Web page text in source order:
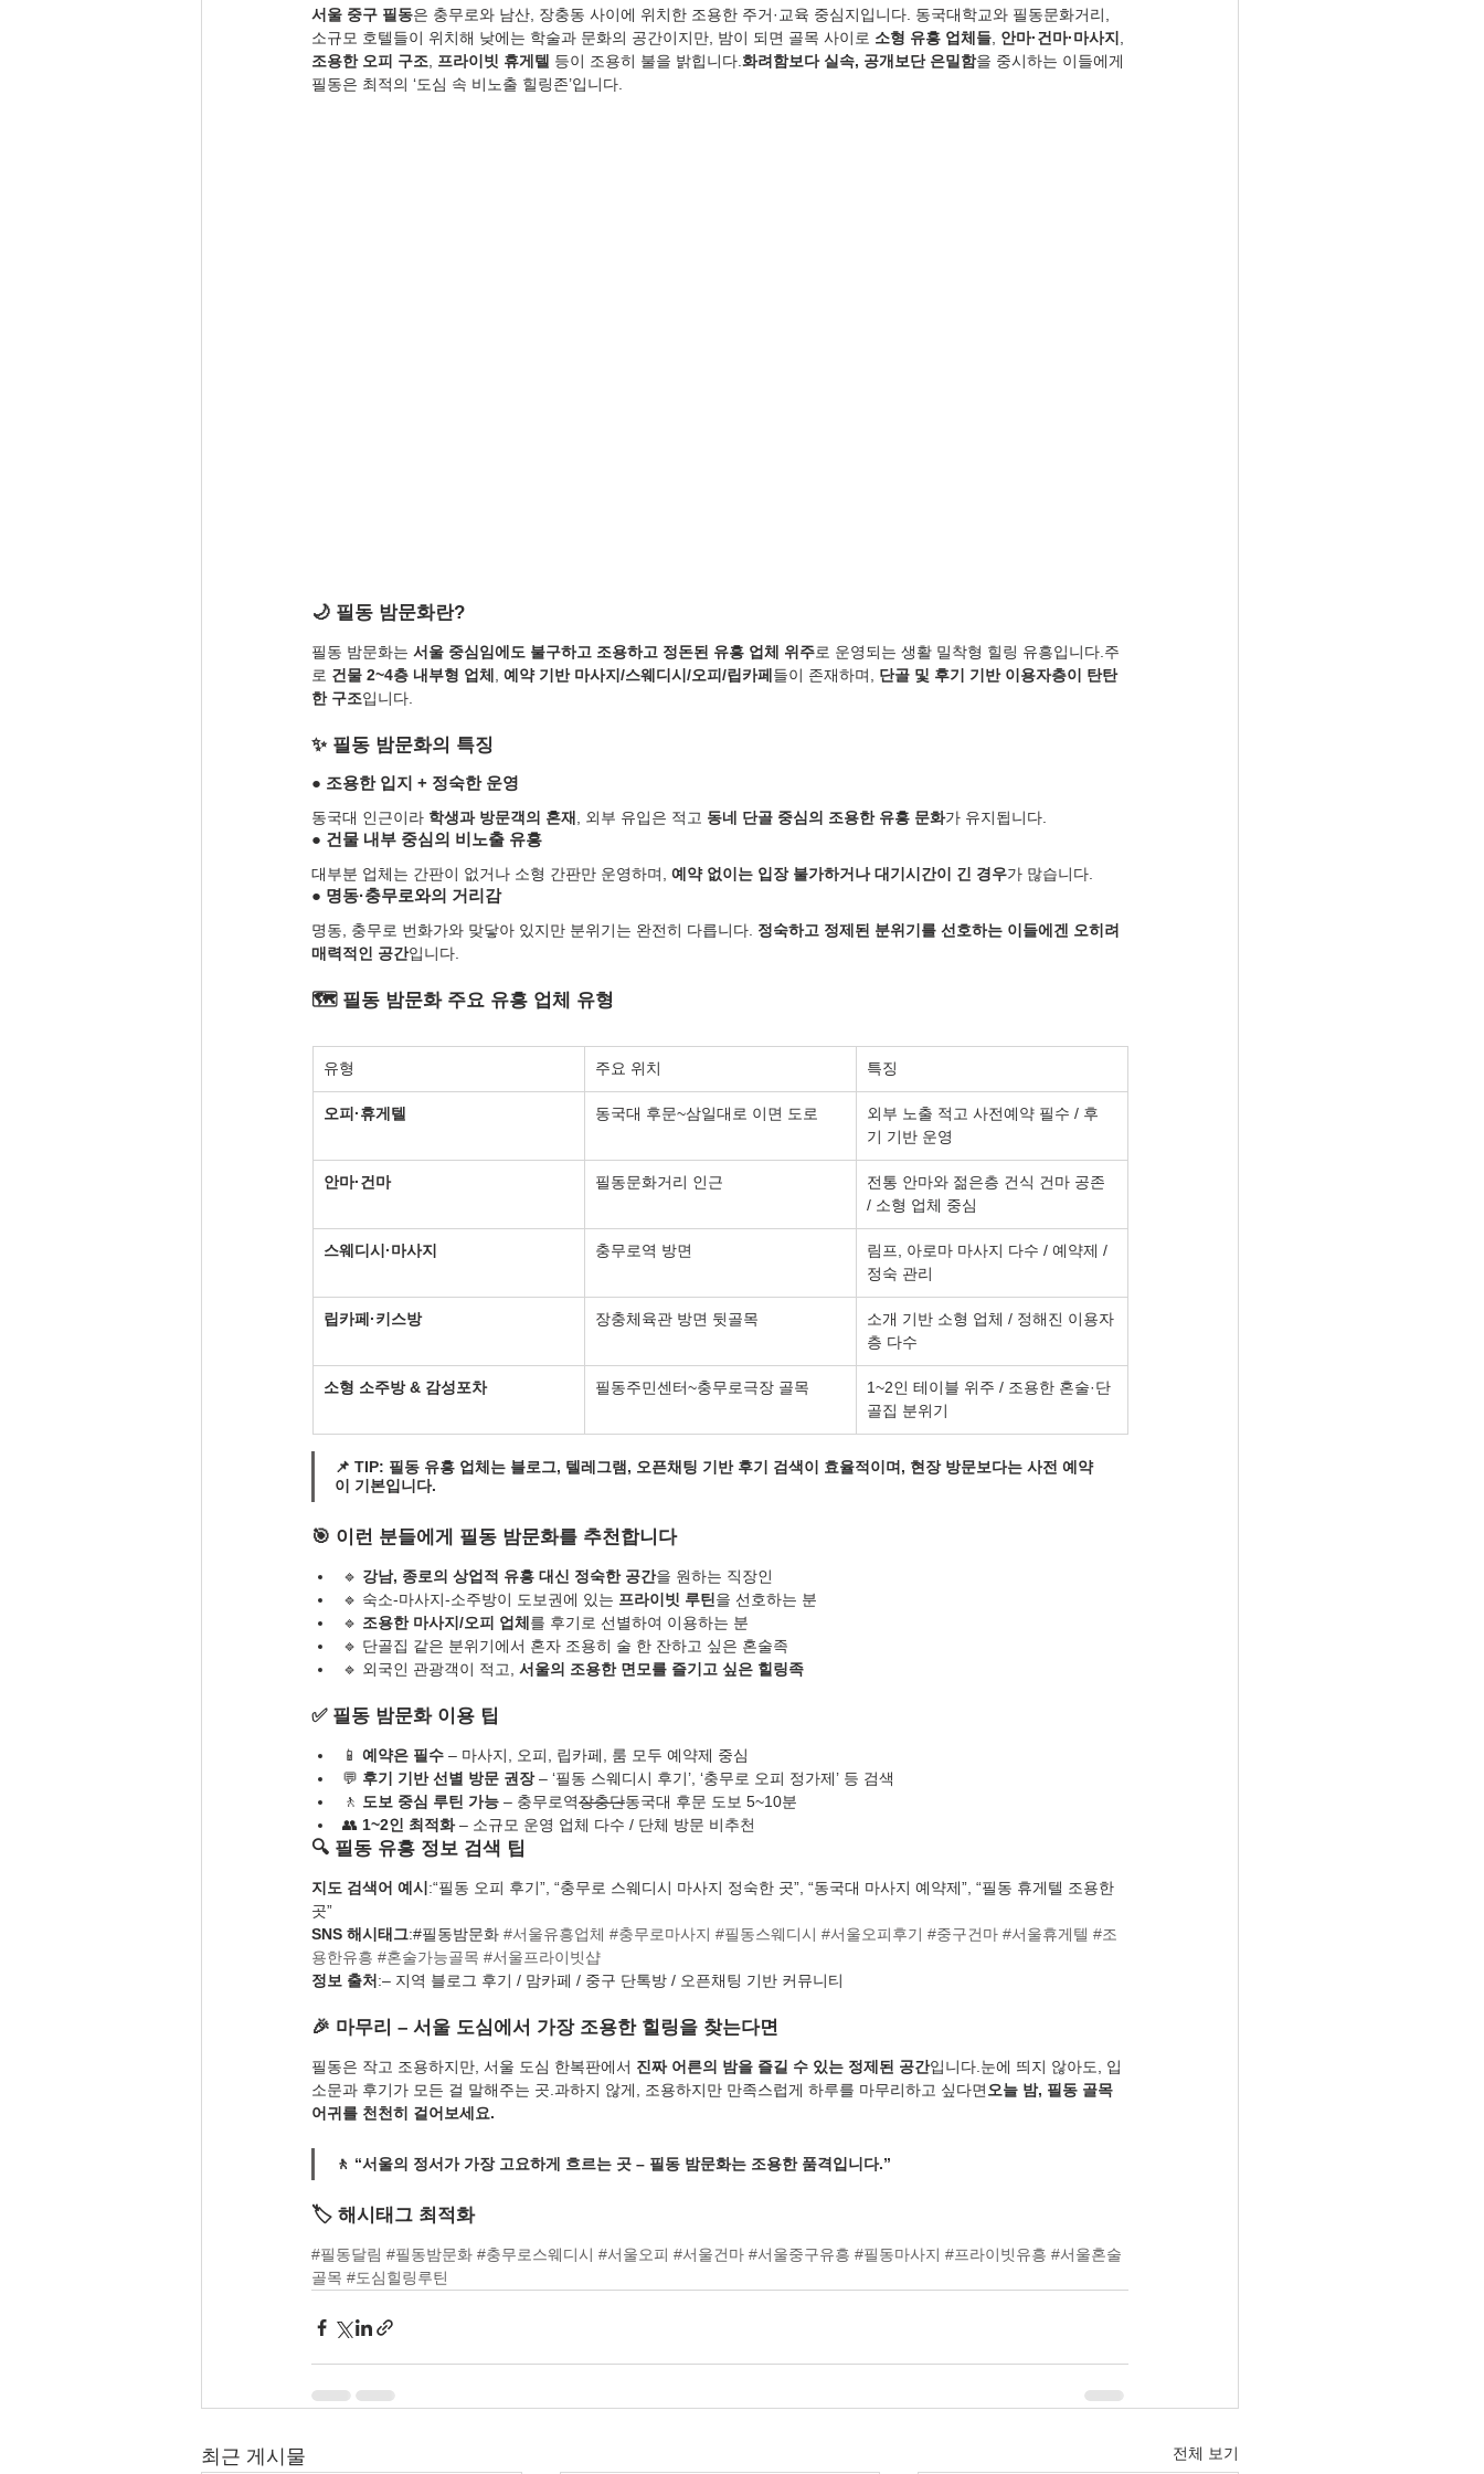
서울 중구 필동은 충무로와 남산, 장충동 사이에 위치한 조용한 주거·교육 중심지입니다. 동국대학교와 필동문화거리,
소규모 호텔들이 위치해 낮에는 학술과 문화의 공간이지만, 밤이 되면 골목 사이로 소형 유흥 업체들 안마·건마·마사지
조용한 오피 구조 프라이빗 휴게텔 등이 조용히 불을 밝힙니다. 화려함보다 실속, 공개보단 은밀함을 중시하는 이들에게
필동은 최적의 ‘도심 속 비노출 힐링존’입니다.
🌙 필동 밤문화란?
필동 밤문화는 서울 중심임에도 불구하고 조용하고 정돈된 유흥 업체 위주로 운영되는 생활 밀착형 힐링 유흥입니다.주
로 건물 2~4층 내부형 업체 예약 기반 마사지/스웨디시/오피/립카페 들이 존재하며, 단골 및 후기 기반 이용자층이 탄탄
한 구조입니다.
✨ 필동 밤문화의 특징
● 조용한 입지 + 정숙한 운영
동국대 인근이라 학생과 방문객의 혼재 , 외부 유입은 적고 동네 단골 중심의 조용한 유흥 문화가 유지됩니다.
● 건물 내부 중심의 비노출 유흥
대부분 업체는 간판이 없거나 소형 간판만 운영하며, 예약 없이는 입장 불가하거나 대기시간이 긴 경우가 많습니다.
● 명동·충무로와의 거리감
명동, 충무로 번화가와 맞닿아 있지만 분위기는 완전히 다릅니다. 정숙하고 정제된 분위기를 선호하는 이들에겐 오히려
매력적인 공간입니다.
🗺️ 필동 밤문화 주요 유흥 업체 유형
유형 주요 위치 특징
오피·휴게텔 동국대 후문~삼일대로 이면 도로
외부 노출 적고 사전예약 필수 / 후
기 기반 운영
안마·건마 필동문화거리 인근
전통 안마와 젊은층 건식 건마 공존
/ 소형 업체 중심
스웨디시·마사지 충무로역 방면
림프, 아로마 마사지 다수 / 예약제 /
정숙 관리
립카페·키스방 장충체육관 방면 뒷골목
소개 기반 소형 업체 / 정해진 이용자
층 다수
소형 소주방 & 감성포차 필동주민센터~충무로극장 골목
1~2인 테이블 위주 / 조용한 혼술·단
골집 분위기
📌 TIP: 필동 유흥 업체는 블로그, 텔레그램, 오픈채팅 기반 후기 검색이 효율적이며, 현장 방문보다는 사전 예약
이 기본입니다.
🎯 이런 분들에게 필동 밤문화를 추천합니다
🔹 강남, 종로의 상업적 유흥 대신 정숙한 공간을 원하는 직장인
🔹 숙소-마사지-소주방이 도보권에 있는 프라이빗 루틴 을 선호하는 분
🔹 조용한 마사지/오피 업체 를 후기로 선별하여 이용하는 분
🔹 단골집 같은 분위기에서 혼자 조용히 술 한 잔하고 싶은 혼술족
🔹 외국인 관광객이 적고, 서울의 조용한 면모를 즐기고 싶은 힐링족
✅ 필동 밤문화 이용 팁
📱 예약은 필수 – 마사지, 오피, 립카페, 룸 모두 예약제 중심
💬 후기 기반 선별 방문 권장 – ‘필동 스웨디시 후기’, ‘충무로 오피 정가제’ 등 검색
🚶 도보 중심 루틴 가능 – 충무로역장충단동국대 후문 도보 5~10분
👥 1~2인 최적화 – 소규모 운영 업체 다수 / 단체 방문 비추천
🔍 필동 유흥 정보 검색 팁
지도 검색어 예시 :“필동 오피 후기”, “충무로 스웨디시 마사지 정숙한 곳”, “동국대 마사지 예약제”, “필동 휴게텔 조용한
곳”
SNS 해시태그:#필동밤문화 #서울유흥업체 #충무로마사지 #필동스웨디시 #서울오피후기 #중구건마 #서울휴게텔 #조
용한유흥 #혼술가능골목 #서울프라이빗샵
정보 출처 :– 지역 블로그 후기 / 맘카페 / 중구 단톡방 / 오픈채팅 기반 커뮤니티
🎉 마무리 – 서울 도심에서 가장 조용한 힐링을 찾는다면
필동은 작고 조용하지만, 서울 도심 한복판에서 진짜 어른의 밤을 즐길 수 있는 정제된 공간입니다.눈에 띄지 않아도, 입
소문과 후기가 모든 걸 말해주는 곳.과하지 않게, 조용하지만 만족스럽게 하루를 마무리하고 싶다면 오늘 밤, 필동 골목
어귀를 천천히 걸어보세요.
🚶 “서울의 정서가 가장 고요하게 흐르는 곳 – 필동 밤문화는 조용한 품격입니다.”
🏷️ 해시태그 최적화
#필동달림 #필동밤문화 #충무로스웨디시 #서울오피 #서울건마 #서울중구유흥 #필동마사지 #프라이빗유흥 #서울혼술
골목 #도심힐링루틴
최근 게시물 전체 보기